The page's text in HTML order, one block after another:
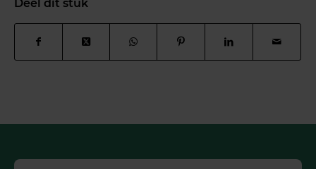
Deel dit stuk